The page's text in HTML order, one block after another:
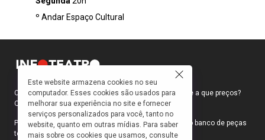
manipula objetos, cria movimentos, apaixona-
gestos
º Andar Espaço Cultural
Como faço para ir ao teatro? Onde compro ingressos e a que preços?
Quais peças estão em cartaz?
Para responder a essas e outras perguntas, criamos o banco de peças
teatrais do INFOTEATRO.
Este website armazena cookies no seu
computador. Esses cookies são usados para
melhorar sua experiência no site e fornecer
serviços personalizados para você, tanto no
website, quanto em outras mídias. Para saber
mais sobre os cookies que usamos, consulte